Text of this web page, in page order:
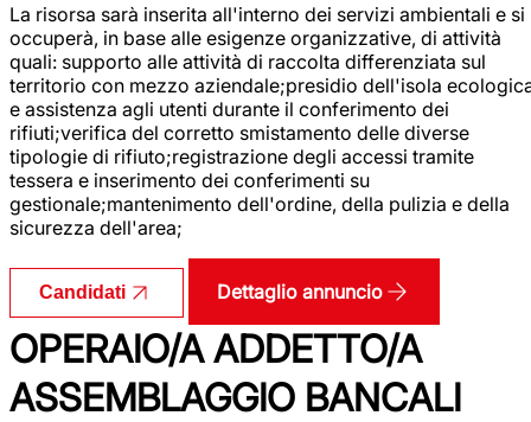
La risorsa sarà inserita all'interno dei servizi ambientali e si
occuperà, in base alle esigenze organizzative, di attività
quali: supporto alle attività di raccolta differenziata sul
territorio con mezzo aziendale;presidio dell'isola
e assistenza agli utenti durante il conferimento dei
rifiuti;verifica del corretto smistamento delle diverse
tipologie di rifiuto;registrazione degli accessi tramite
tessera e inserimento dei conferimenti su
gestionale;mantenimento dell'ordine, della pulizia e della
sicurezza dell'area;
Candidati Dettaglio annuncio
OPERAIO/A ADDETTO/A
ASSEMBLAGGIO BANCALI